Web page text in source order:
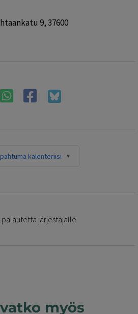
9, 37600
kalenteriisi
palautetta järjestäjälle
myös